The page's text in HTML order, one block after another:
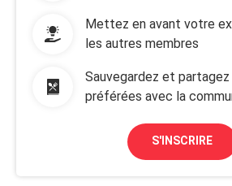
Mettez en avant votre
les autres membres
Sauvegardez et
préférées avec la
S'INSCRIRE